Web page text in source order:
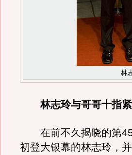
林
林志玲与哥哥十指
在前不久揭晓的第45
初登大银幕的林志玲，